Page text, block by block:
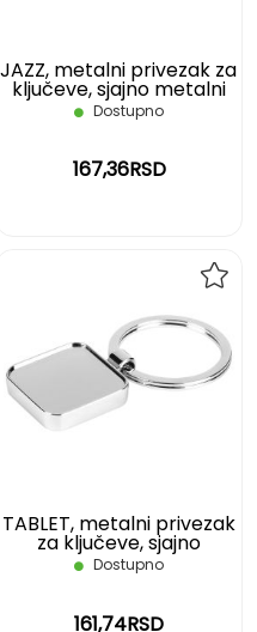
JAZZ, metalni privezak za
ključeve, sjajno metalni
Dostupno
167,36RSD
TABLET, metalni privezak
za ključeve, sjajno
metalni
Dostupno
161,74RSD
NA